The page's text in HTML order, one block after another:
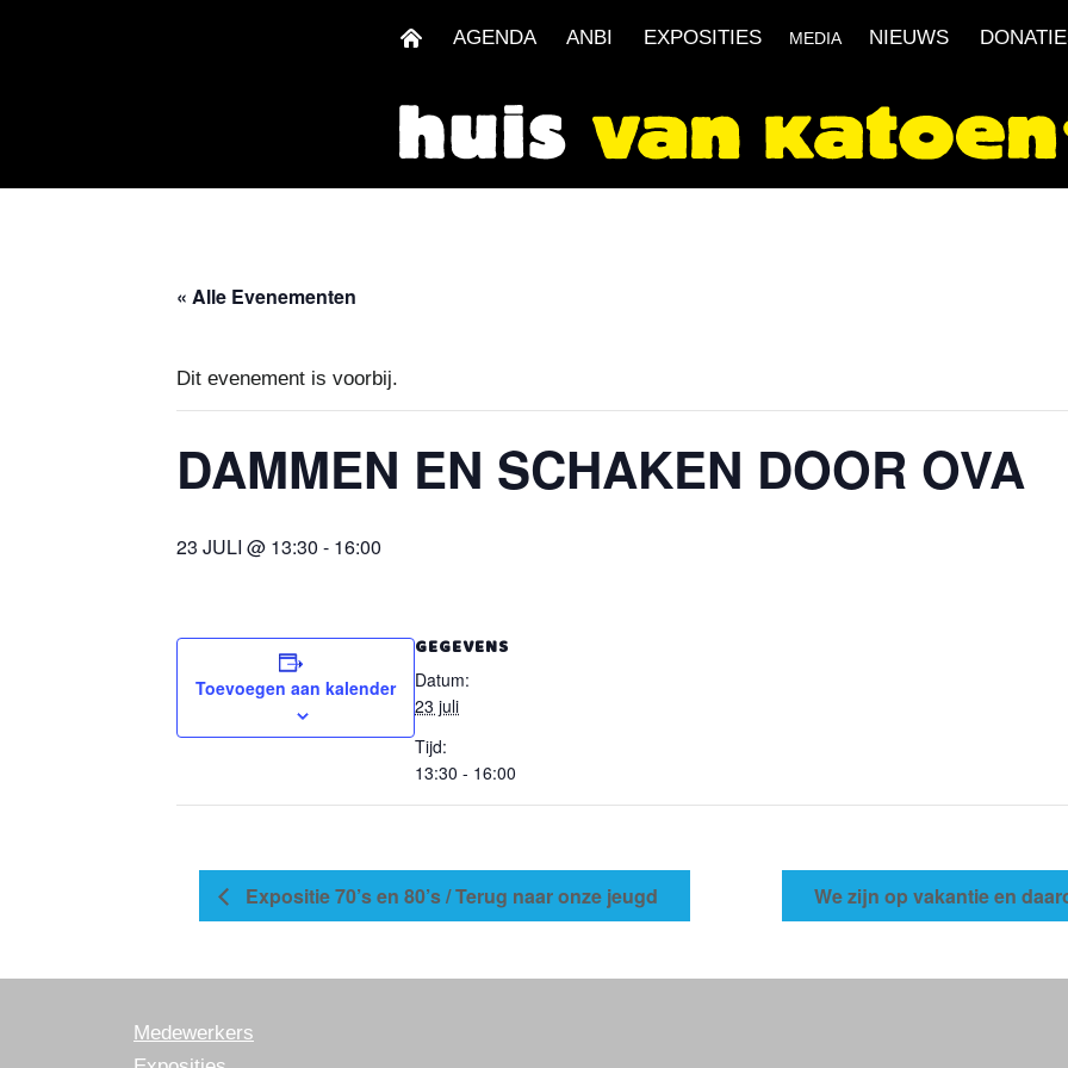
AGENDA ANBI EXPOSITIES MEDIA NIEUWS
« Alle Evenementen
Dit evenement is voorbij.
DAMMEN EN SCHAKEN DOOR OVA
23 JULI @ 13:30 - 16:00
Toevoegen aan kalender
GEGEVENS
Datum:
23 juli
Tijd:
13:30 - 16:00
Expositie 70’s en 80’s / Terug naar onze jeugd We zijn op vakantie en
Medewerkers